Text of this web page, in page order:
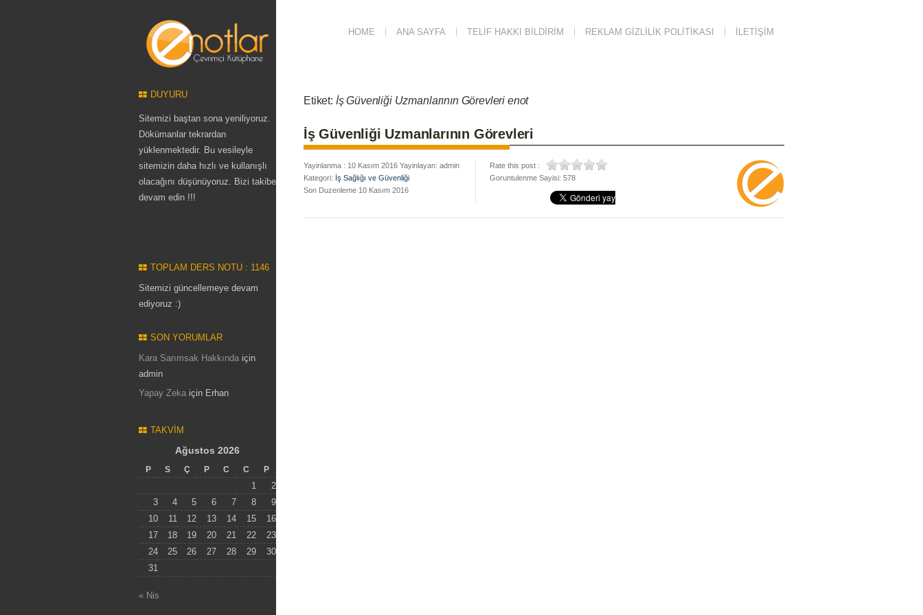
HOME ANA SAYFA TELIF HAKKI BILDIRIM REKLAM GIZLILIK POLITIKASI İLETIŞIM
Etiket: İş Güvenliği Uzmanlarının Görevleri enot
İş Güvenliği Uzmanlarının Görevleri
Yayinlanma : 10 Kasım 2016 Yayinlayan: admin
Kategori: İş Sağlığı ve Güvenliği
Son Duzenleme 10 Kasım 2016
Rate this post :
Goruntulenme Sayisi: 578
DUYURU
Sitemizi baştan sona yeniliyoruz.
Dökümanlar tekrardan
yüklenmektedir. Bu vesileyle
sitemizin daha hızlı ve kullanışlı
olacağını düşünüyoruz. Bizi takibe
devam edin !!!
TOPLAM DERS NOTU : 1146
Sitemizi güncellemeye devam
ediyoruz :)
SON YORUMLAR
Kara Sarımsak Hakkında için
admin
Yapay Zeka için Erhan
TAKVIM
Ağustos 2026
P S Ç P C C P
1
2
3
4 5 6 7 8
9
10
11 12 13 14 15
16
17
18 19 20 21 22
23
24
25 26 27 28 29
30
31
« Nis